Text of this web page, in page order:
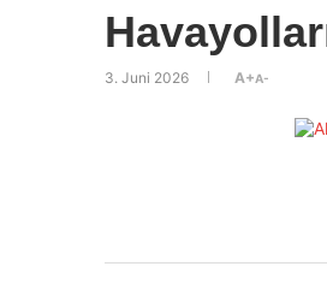
3. Juni 2026 A+A-